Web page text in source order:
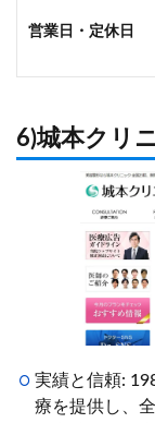
営業日・定休日
6)城本クリ
実績と信頼:
療を提供し、